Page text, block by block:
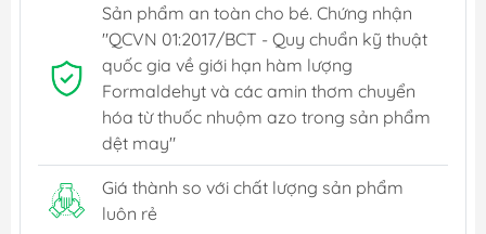
Sản phẩm an toàn cho bé. Chứng nhận
"QCVN 01:2017/BCT - Quy chuẩn kỹ thuật
quốc gia về giới hạn hàm lượng
Formaldehyt và các amin thơm chuyển
hóa từ thuốc nhuộm azo trong sản phẩm
dệt may"
Giá thành so với chất lượng sản phẩm
luôn rẻ